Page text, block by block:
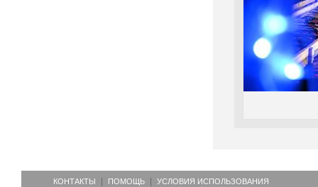
КОНТАКТЫ ПОМОЩЬ УСЛОВИЯ ИСПОЛЬЗОВАНИЯ